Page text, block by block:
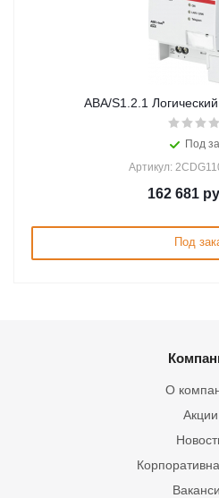
ABA/S1.2.1
Под
Артикул:
162 681
Под
О
Акции